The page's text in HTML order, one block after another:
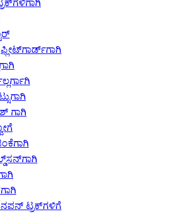
ಫ್ಲೀಟ್‌ಗಾರ್ಡ್‌ಗಾಗಿ
ಗಾಗಿ
ಟ್ರಕ್‌ಗಳಿಗೆ